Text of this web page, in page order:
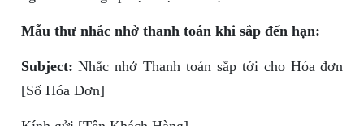
Mẫu thư nhắc nhở thanh toán khi sắp đến hạn:
Subject: Nhắc nhở Thanh toán sắp tới cho Hóa đơn
[Số Hóa Đơn]